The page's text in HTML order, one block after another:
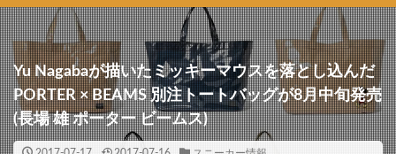
Yu Nagabaが描いたミッキーマウスを落とし込んだ
PORTER × BEAMS 別注トートバッグが8月中旬発売
(長場 雄 ポーター ビームス)